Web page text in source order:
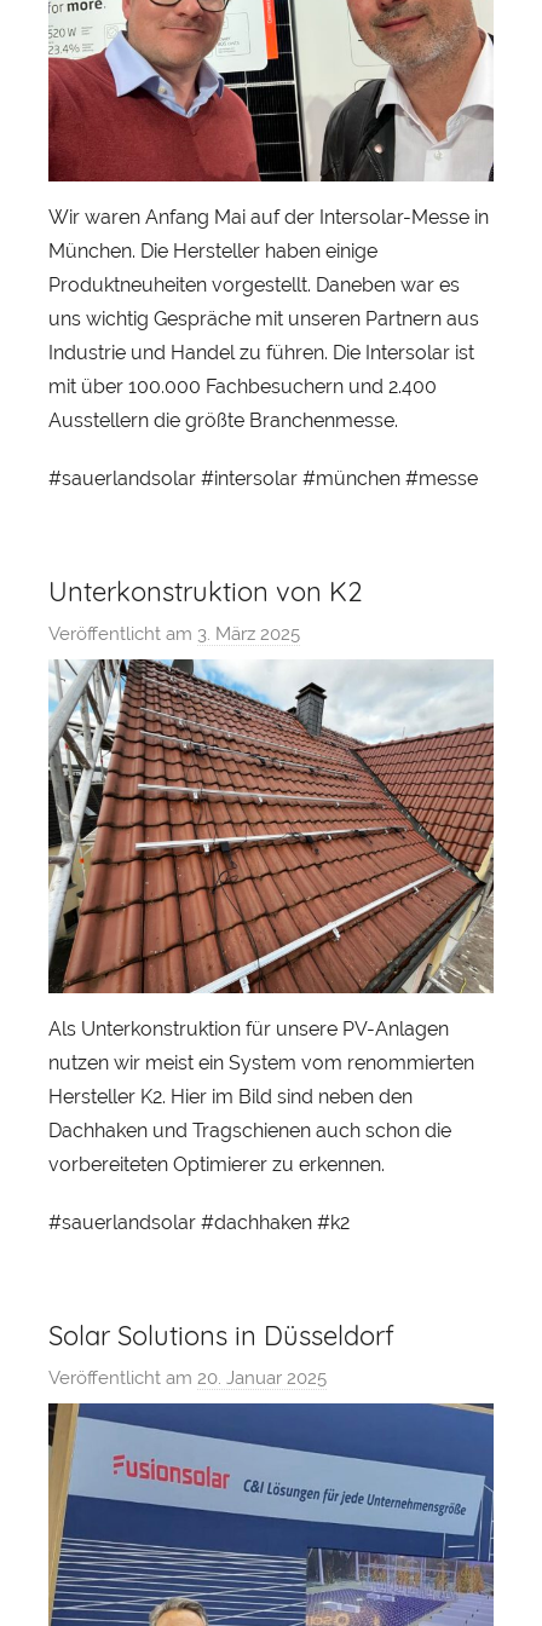
r
l
a
n
d
l
a
r
Wir waren Anfang Mai auf der Intersolar-Messe in
München. Die Hersteller haben einige
Produktneuheiten vorgestellt. Daneben war es
uns wichtig Gespräche mit unseren Partnern aus
Industrie und Handel zu führen. Die Intersolar ist
mit über 100.000 Fachbesuchern und 2.400
Ausstellern die größte Branchenmesse.
#sauerlandsolar #intersolar #münchen #messe
Unterkonstruktion von K2
Veröffentlicht am 3. März 2025
o
n
s
a
u
e
r
l
a
n
a
r
Als Unterkonstruktion für unsere PV-Anlagen
nutzen wir meist ein System vom renommierten
Hersteller K2. Hier im Bild sind neben den
Dachhaken und Tragschienen auch schon die
vorbereiteten Optimierer zu erkennen.
#sauerlandsolar #dachhaken #k2
Solar Solutions in Düsseldorf
Veröffentlicht am 20. Januar 2025
o
a
e
r